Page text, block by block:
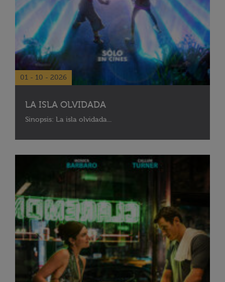
01 - 10 - 2026
LA ISLA OLVIDADA
Sinopsis: La isla olvidada...